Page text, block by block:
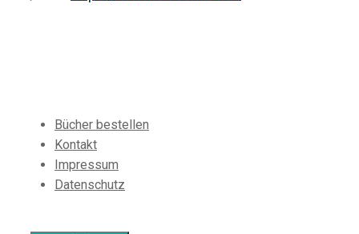
Bücher bestellen
Kontakt
Impressum
Datenschutz